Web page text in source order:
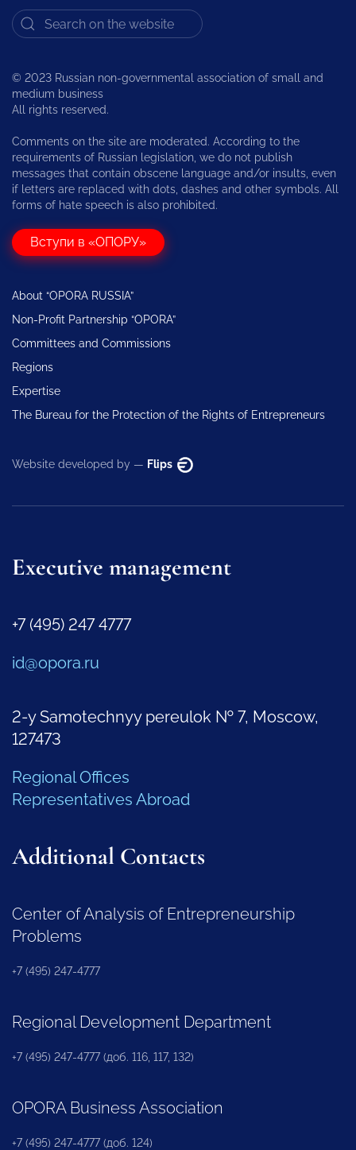
© 2023 Russian non-governmental association of small and
medium business
All rights reserved.
Comments on the site are moderated. According to the
requirements of Russian legislation, we do not publish
messages that contain obscene language and/or insults, even
if letters are replaced with dots, dashes and other symbols. All
forms of hate speech is also prohibited.
Вступи в «ОПОРУ»
About “OPORA RUSSIA”
Non-Profit Partnership “OPORA”
Committees and Commissions
Regions
Expertise
The Bureau for the Protection of the Rights of Entrepreneurs
Website developed by — Flips
Executive management
+7 (495) 247 4777
id@opora.ru
2-y Samotechnyy pereulok № 7, Moscow,
127473
Regional Offices
Representatives Abroad
Additional Contacts
Center of Analysis of Entrepreneurship
Problems
+7 (495) 247-4777
Regional Development Department
+7 (495) 247-4777 (доб. 116, 117, 132)
OPORA Business Association
+7 (495) 247-4777 (доб. 124)